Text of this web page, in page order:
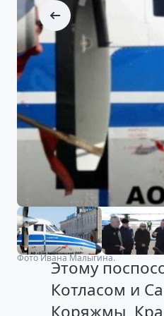
Фото Ивана Малыгина.
Этому
Котласом и
Коряжмы,